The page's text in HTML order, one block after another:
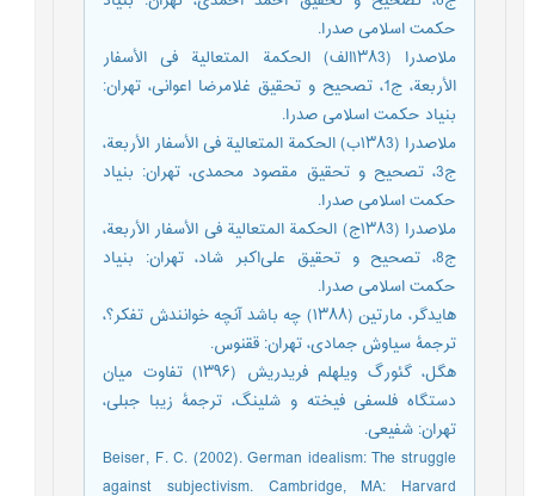
حکمت اسلامی صدرا.
ملاصدرا (۱۳۸3الف) الحکمة المتعالیة فی الأسفار
الأربعة، ج1، تصحیح و تحقیق غلامرضا اعوانی، تهران:
بنیاد حکمت اسلامی صدرا.
ملاصدرا (۱۳۸3ب) الحکمة المتعالیة فی الأسفار الأربعة،
ج3، تصحیح و تحقیق مقصود محمدی، تهران: بنیاد
حکمت اسلامی صدرا.
ملاصدرا (۱۳۸3ج) الحکمة المتعالیة فی الأسفار الأربعة،
ج8، تصحیح و تحقیق علی‌اکبر شاد، تهران: بنیاد
حکمت اسلامی صدرا.
هایدگر، مارتین (۱۳۸۸) چه باشد آنچه خوانندش تفکر؟،
ترجمۀ سیاوش جمادی، تهران: ققنوس.
هگل، گئورگ ویلهلم فریدریش (۱۳۹۶) تفاوت میان
دستگاه فلسفی فیخته و شلینگ، ترجمۀ زیبا جبلی،
تهران: شفیعی.
Beiser, F. C. (2002). German idealism: The struggle
against subjectivism. Cambridge, MA: Harvard